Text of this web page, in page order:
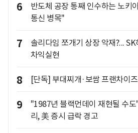
6
반도체 공장 통째 인수하는 노
통신 병목"
7
솔리다임 쪼개기 상장 악재?...
차익실현
8 [단독] 부대찌개·보쌈 프랜차이
9
"1987년 블랙먼데이 재현될 수
리, 美 증시 급락 경고